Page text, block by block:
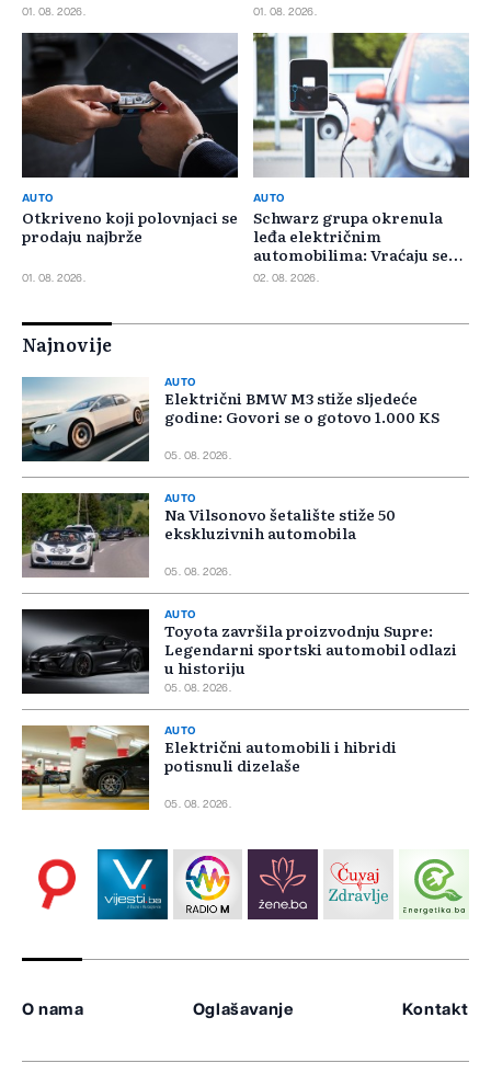
01. 08. 2026. 01. 08. 2026.
AUTO
Otkriveno koji polovnjaci se
prodaju najbrže
01. 08. 2026.
AUTO
Schwarz grupa okrenula
leđa električnim
automobilima: Vraćaju se
benzincima i dizelašima
02. 08. 2026.
Najnovije
AUTO
Električni BMW M3 stiže sljedeće
godine: Govori se o gotovo 1.000 KS
05. 08. 2026.
AUTO
Na Vilsonovo šetalište stiže 50
ekskluzivnih automobila
05. 08. 2026.
AUTO
Toyota završila proizvodnju Supre:
Legendarni sportski automobil odlazi
u historiju
05. 08. 2026.
AUTO
Električni automobili i hibridi
potisnuli dizelaše
05. 08. 2026.
O nama Oglašavanje Kontakt